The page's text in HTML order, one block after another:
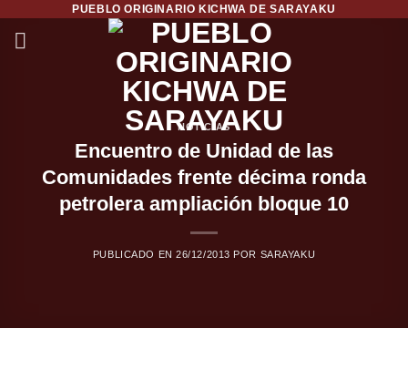
PUEBLO ORIGINARIO KICHWA DE SARAYAKU
NOTICIAS
Encuentro de Unidad de las
Comunidades frente décima ronda
petrolera ampliación bloque 10
PUBLICADO EN26/12/2013 POR SARAYAKU